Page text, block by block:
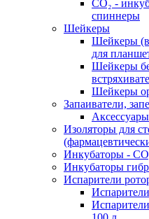
СО₂ -
спиннеры
Шейкеры
Шейкеры
для
Шейкеры
Шейкеры
Запаиватели,
Аксессуары
Изоляторы для
Инкубаторы -
Инкубаторы
Испарители